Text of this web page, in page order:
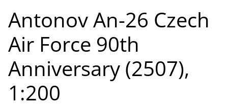
Antonov An-26 Czech
Air Force 90th
Anniversary (2507),
1:200